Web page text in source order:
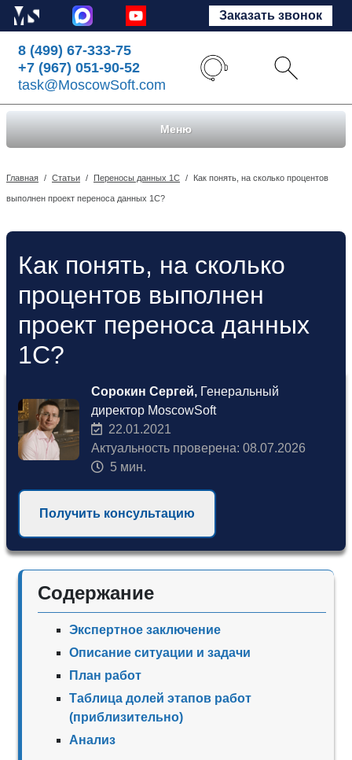
Заказать звонок
8 (499) 67-333-75
+7 (967) 051-90-52
task@MoscowSoft.com
Меню
Главная / Статьи / Переносы данных 1С / Как понять, на сколько процентов
выполнен проект переноса данных 1С?
Как понять, на сколько
процентов выполнен
проект переноса данных
1С?
Сорокин Сергей, Генеральный
директор MoscowSoft
22.01.2021
Актуальность проверена: 08.07.2026
5 мин.
Получить консультацию
Содержание
Экспертное заключение
Описание ситуации и задачи
План работ
Таблица долей этапов работ
(приблизительно)
Анализ